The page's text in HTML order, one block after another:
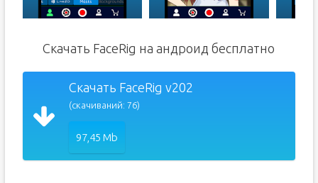
Скачать FaceRig на андроид бесплатно
Скачать FaceRig v202
(скачиваний: 76)
97,45 Mb